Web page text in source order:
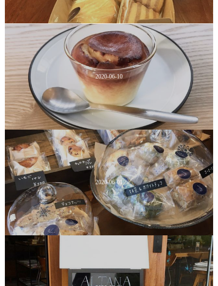
2020-06-10
2020-06-01